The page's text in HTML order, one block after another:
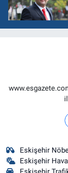
Eskişehir
Eskişehir